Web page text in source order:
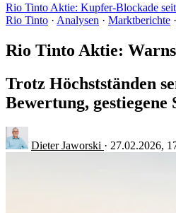
Rio Tinto Aktie: Kupfer-Blockade
Rio Tinto · Analysen · Marktberichte ·
Rio Tinto Aktie:
Trotz Höchstständen
Bewertung,
Dieter Jaworski · 27.02.2026,